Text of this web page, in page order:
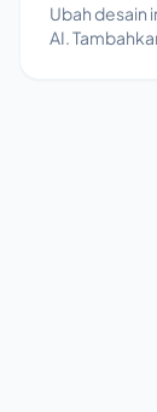
Ubah desain
AI.